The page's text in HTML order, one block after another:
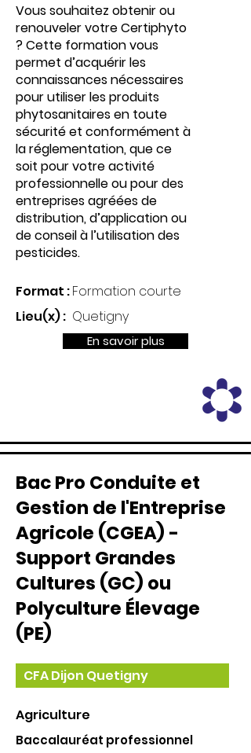
Vous souhaitez obtenir ou
renouveler votre Certiphyto
? Cette formation vous
permet d’acquérir les
connaissances nécessaires
pour utiliser les produits
phytosanitaires en toute
sécurité et conformément à
la réglementation, que ce
soit pour votre activité
professionnelle ou pour des
entreprises agréées de
distribution, d’application ou
de conseil à l’utilisation des
pesticides.
Format :Formation courte
Lieu(x) : Quetigny
En savoir plus
Bac Pro Conduite et
Gestion de l'Entreprise
Agricole (CGEA) -
Support Grandes
Cultures (GC) ou
Polyculture Élevage
(PE)
CFA Dijon Quetigny
Agriculture
Baccalauréat professionnel